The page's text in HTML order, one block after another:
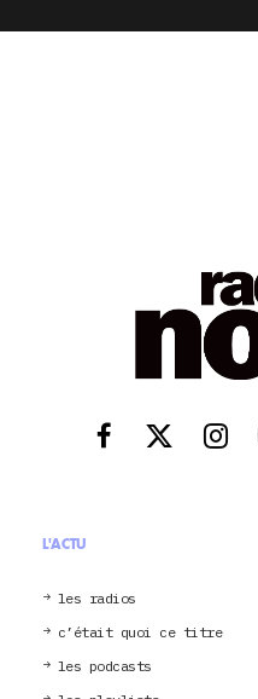
L'ACTU
les radios
c’était quoi ce titre
les podcasts